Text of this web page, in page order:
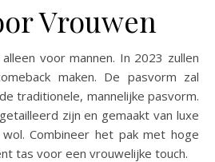
Vrouwen
voor mannen. In 2023 zullen
maken. De pasvorm zal
traditionele, mannelijke pasvorm.
zijn en gemaakt van luxe
Combineer het pak met hoge
tas voor een vrouwelijke touch.